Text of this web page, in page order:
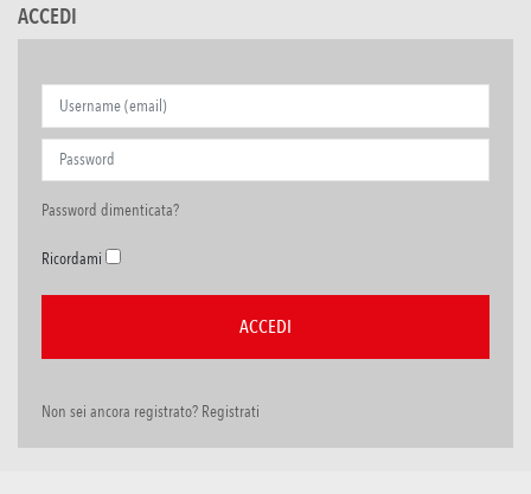
ACCEDI
Password dimenticata?
Ricordami
Non sei ancora registrato? Registrati